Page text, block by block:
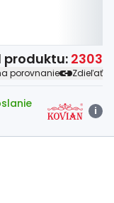
produktu:2303
porovnanie Zdieľať
i